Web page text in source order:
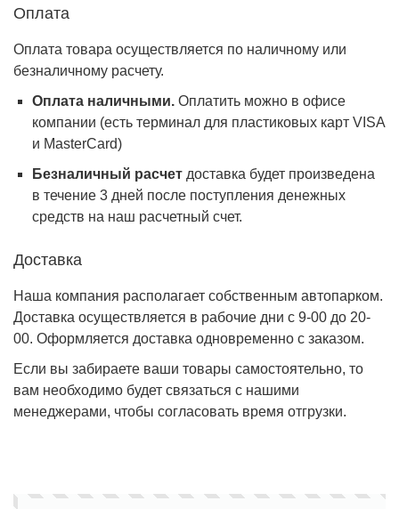
Оплата
Оплата товара осуществляется по наличному или
безналичному расчету.
Оплата наличными. Оплатить можно в офисе
компании (есть терминал для пластиковых карт VISA
и MasterCard)
Безналичный расчетдоставка будет произведена
в течение 3 дней после поступления денежных
средств на наш расчетный счет.
Доставка
Наша компания располагает собственным автопарком.
Доставка осуществляется в рабочие дни с 9-00 до 20-
00. Оформляется доставка одновременно с заказом.
Если вы забираете ваши товары самостоятельно, то
вам необходимо будет связаться с нашими
менеджерами, чтобы согласовать время отгрузки.